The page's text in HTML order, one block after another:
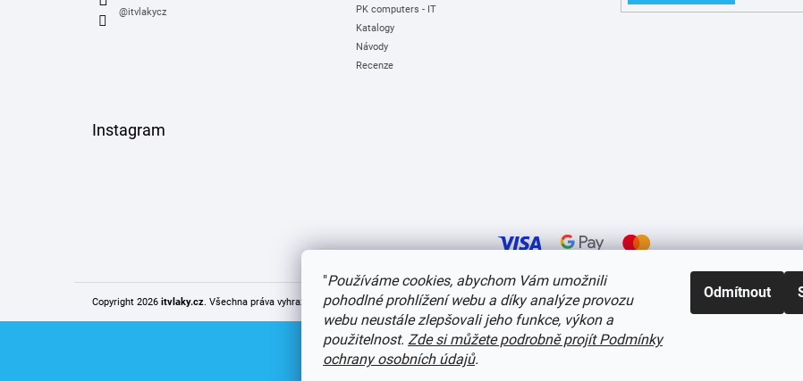
"Používáme cookies, abychom Vám umožnili
pohodlné prohlížení webu a díky analýze provozu
webu neustále zlepšovali jeho funkce, výkon a
použitelnost. Zde si můžete podrobně projít Podmínky
ochrany osobních údajů.
Odmítnout
@itvlakycz
PK computers - IT
Katalogy
Návody
Recenze
Instagram
Copyright 2026 itvlaky.cz. Všechna práva vyhrazena.Upravit nastavení cookies